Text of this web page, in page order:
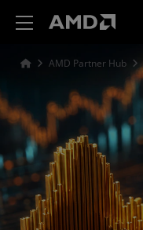
AMD Partner Hub